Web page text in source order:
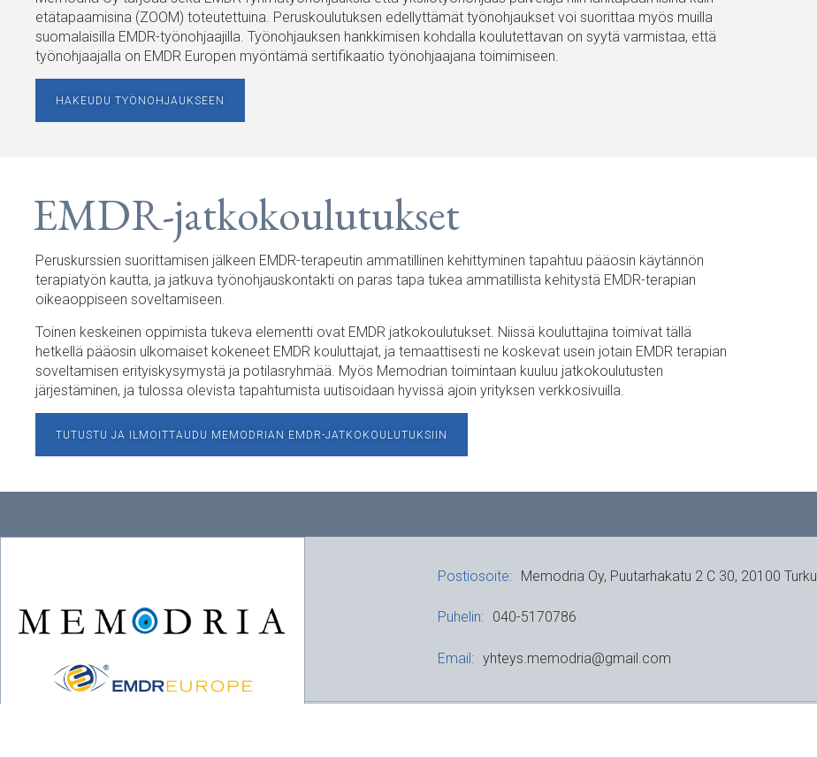
etätapaamisina (ZOOM) toteutettuina. Peruskoulutuksen edellyttämät työnohjaukset voi suorittaa myös muilla
suomalaisilla EMDR-työnohjaajilla. Työnohjauksen hankkimisen kohdalla koulutettavan on syytä varmistaa, että
työnohjaajalla on EMDR Europen myöntämä sertifikaatio työnohjaajana toimimiseen.
HAKEUDU TYÖNOHJAUKSEEN
EMDR-jatkokoulutukset
Peruskurssien suorittamisen jälkeen EMDR-terapeutin ammatillinen kehittyminen tapahtuu pääosin käytännön
terapiatyön kautta, ja jatkuva työnohjauskontakti on paras tapa tukea ammatillista kehitystä EMDR-terapian
oikeaoppiseen soveltamiseen.
Toinen keskeinen oppimista tukeva elementti ovat EMDR jatkokoulutukset. Niissä kouluttajina toimivat tällä
hetkellä pääosin ulkomaiset kokeneet EMDR kouluttajat, ja temaattisesti ne koskevat usein jotain EMDR terapian
soveltamisen erityiskysymystä ja potilasryhmää. Myös Memodrian toimintaan kuuluu jatkokoulutusten
järjestäminen, ja tulossa olevista tapahtumista uutisoidaan hyvissä ajoin yrityksen verkkosivuilla.
TUTUSTU JA ILMOITTAUDU MEMODRIAN EMDR-JATKOKOULUTUKSIIN
Postiosoite: Memodria Oy, Puutarhakatu 2 C 30, 20100 Turku
Puhelin: 040-5170786
Email: yhteys.memodria@gmail.com